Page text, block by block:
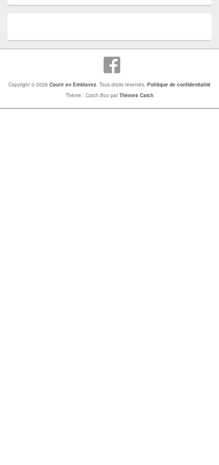
Copyright © 2026 Courir en Emblavez . Tous droits réservés. Politique de confidentialité
Thème : Catch Box parThèmes Catch